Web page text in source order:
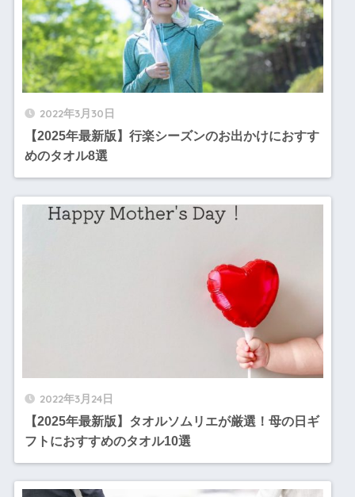
2022年3月30日
【2025年最新版】行楽シーズンのお出かけにおすす
めのタオル8選
2022年3月24日
【2025年最新版】タオルソムリエが厳選！母の日ギ
フトにおすすめのタオル10選